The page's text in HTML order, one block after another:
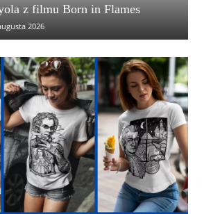
z filmu Born in Flames
2026